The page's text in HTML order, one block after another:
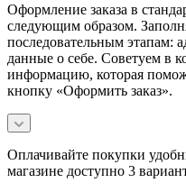
Оформление заказа в
следующим образом.
последовательным этапам:
данные о себе. Советуем в
информацию, которая
кнопку «Оформить заказ».
Оплачивайте покупки
магазине доступно 3